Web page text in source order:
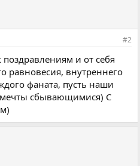
#2
и от себя
равновесия, внутреннего
фаната, пусть наши
сбывающимися) С